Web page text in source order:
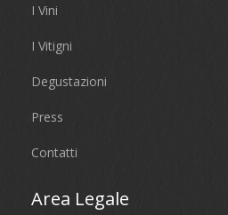
I Vini
I Vitigni
Degustazioni
Press
Contatti
Area Legale